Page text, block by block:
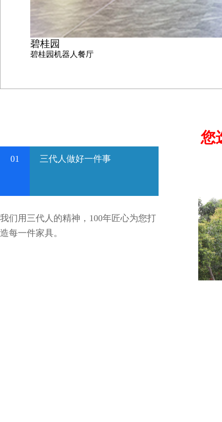
碧桂园
碧桂园机器人餐厅
您
01 三代人做好一件事
我们用三代人的精神，100年匠心为您打
造每一件家具。